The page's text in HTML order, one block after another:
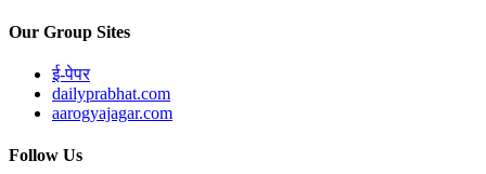
Our Group Sites
ई-पेपर
dailyprabhat.com
aarogyajagar.com
Follow Us